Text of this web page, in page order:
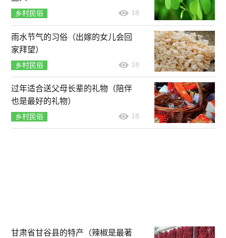
乡村民俗 18
雨水节气的习俗（出嫁的女儿会回
家拜望）
乡村民俗 18
过年适合送父母长辈的礼物（陪伴
也是最好的礼物）
乡村民俗 18
甘肃省甘谷县的特产（辣椒是最著